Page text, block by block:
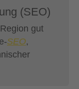
(SEO)
gut
SEO,